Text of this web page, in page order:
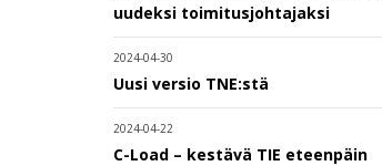
uudeksi toimitusjohtajaksi
2024-04-30
Uusi versio TNE:stä
2024-04-22
C-Load – kestävä TIE eteenpäin